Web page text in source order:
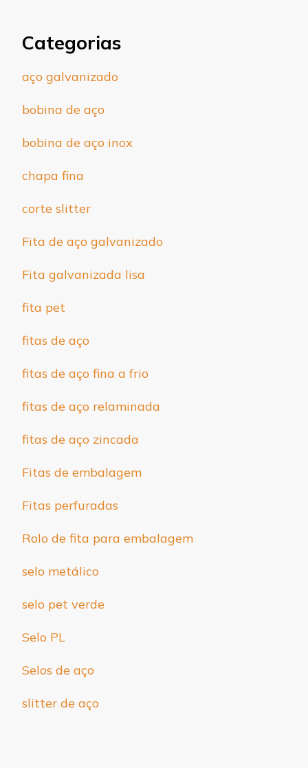
Categorias
aço galvanizado
bobina de aço
bobina de aço inox
chapa fina
corte slitter
Fita de aço galvanizado
Fita galvanizada lisa
fita pet
fitas de aço
fitas de aço fina a frio
fitas de aço relaminada
fitas de aço zincada
Fitas de embalagem
Fitas perfuradas
Rolo de fita para embalagem
selo metálico
selo pet verde
Selo PL
Selos de aço
slitter de aço